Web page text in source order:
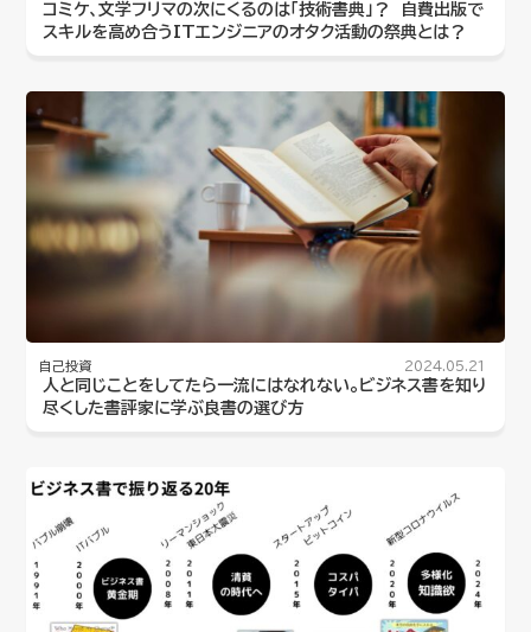
コミケ、文学フリマの次にくるのは「技術書典」？ 自費出版で
スキルを高め合うITエンジニアのオタク活動の祭典とは？
自己投資 2024.05.21
人と同じことをしてたら一流にはなれない。ビジネス書を知り
尽くした書評家に学ぶ良書の選び方